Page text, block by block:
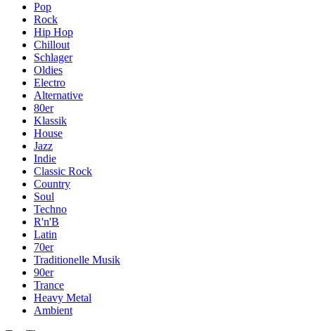
Pop
Rock
Hip Hop
Chillout
Schlager
Oldies
Electro
Alternative
80er
Klassik
House
Jazz
Indie
Classic Rock
Country
Soul
Techno
R'n'B
Latin
70er
Traditionelle Musik
90er
Trance
Heavy Metal
Ambient